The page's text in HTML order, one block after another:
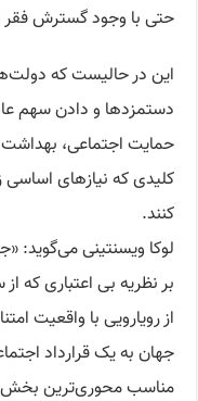
حتی با وجود گسترش
این در حالیست که
دستمزدها و دادن سهم
حمایت اجتماعی،
کلیدی که نیازهای
کنند.
لوکا ویسنتینی می‌گوید:
بر نظریه بی اعتباری که
از رویارویی با واقعیت
جهان به یک قرارداد
مناسب محوری‌ترین بخش